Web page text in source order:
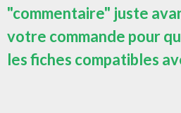
"commentaire" juste
votre commande pour
les fiches compatibles